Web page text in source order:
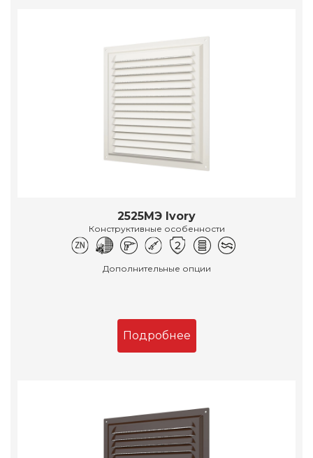
2525МЭ Ivory
Конструктивные особенности
Дополнительные опции
Подробнее